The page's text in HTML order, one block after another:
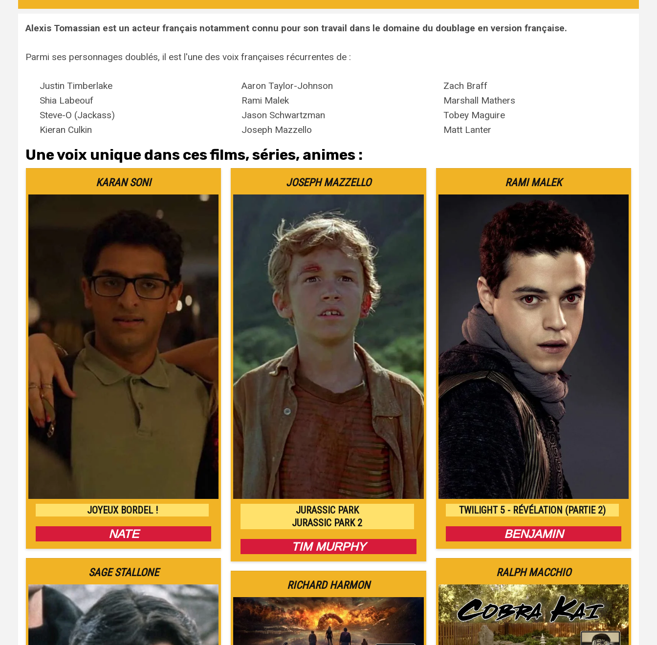
Alexis Tomassian est un acteur français notamment connu pour son travail dans le domaine du doublage en version française.
Parmi ses personnages doublés, il est l'une des voix françaises récurrentes de :
Justin Timberlake
Shia Labeouf
Steve-O (Jackass)
Kieran Culkin
Aaron Taylor-Johnson
Rami Malek
Jason Schwartzman
Joseph Mazzello
Zach Braff
Marshall Mathers
Tobey Maguire
Matt Lanter
Une voix unique dans ces films, séries, animes :
KARAN SONI
JOYEUX BORDEL !
NATE
JOSEPH MAZZELLO
JURASSIC PARK
JURASSIC PARK 2
TIM MURPHY
RAMI MALEK
TWILIGHT 5 - RÉVÉLATION (PARTIE 2)
BENJAMIN
SAGE STALLONE RALPH MACCHIO
RICHARD HARMON